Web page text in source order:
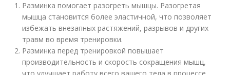
Разминка помогает разогреть мышцы. Разогретая
мышца становится более эластичной, что позволяет
избежать внезапных растяжений, разрывов и других
травм во время тренировки.
Разминка перед тренировкой повышает
производительность и скорость сокращения мышц,
что улучшает работу всего вашего тела в процессе